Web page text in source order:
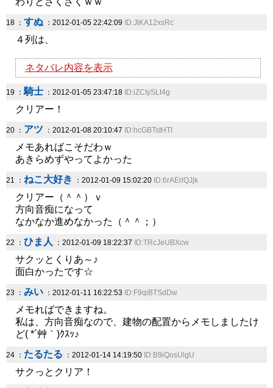
18 ： すぬ ：2012-01-05 22:42:09 ID:JlKA12xsRc
４列は、
ネタバレ内容を表示
19 ：騎士 ：2012-01-05 23:47:18 ID:iZCIySLt4g
クリアー！
20 ： アツ ：2012-01-08 20:10:47 ID:hcGBTstHTI
メモあればこそだわｗ
あきらめずやってよかった
21 ： ねこ大好き ：2012-01-09 15:02:20 ID:6rAErlQJjk
クリアー（＾＾）ｖ
方向音痴になって
なかなか進めなかった（＾＾；）
22 ： ひま人 ：2012-01-09 18:22:37 ID:TRcJeUBXcw
サクッとくりあ～♪
面白かったです☆
23 ： みい ：2012-01-11 16:22:53 ID:F9qiBTSdDw
メモればできますね。
私は、方向音痴なので、建物の配置からメモしましたけ
ど( *´艸｀)ｸｽｯ♪
24 ： たるたる ：2012-01-14 14:19:50 ID:B9iQosUlgU
サクっとクリア！